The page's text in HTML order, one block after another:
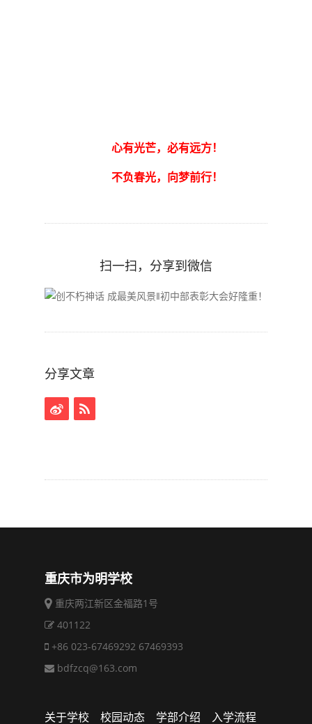
心有光芒，必有远方！
不负春光，向梦前行！
扫一扫，分享到微信
分享文章
重庆市为明学校
重庆两江新区金福路1号
401122
+86 023-67469292 67469393
bdfzcq@163.com
关于学校 校园动态 学部介绍 入学流程